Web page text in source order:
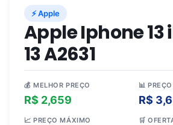
⚡ Apple
Apple Iphone 13
13 A2631
💰 MELHOR PREÇO
R$ 2,659
📊
R$
📈 PREÇO MÁXIMO 🛒